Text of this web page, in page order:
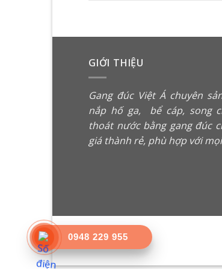
GIỚI THIỆU
Gang đúc Việt Á chuyên
nắp hố ga, bể cáp, song
thoát nước bằng gang đúc
giá thành rẻ, phù hợp với
0948 229 955